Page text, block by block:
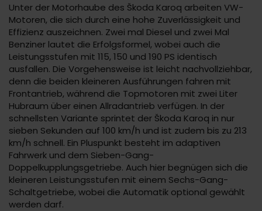
Unter der Motorhaube des Škoda Karoq arbeiten VW-
Motoren, die sich durch eine hohe Zuverlässigkeit und
Effizienz auszeichnen. Zwei mal Diesel und zwei Mal
Benziner lautet die Erfolgsformel, wobei auch die
Leistungsstufen mit 115, 150 und 190 PS identisch
ausfallen. Die Vorgehensweise ist leicht nachvollziehbar,
denn die beiden kleineren Ausführungen fahren mit
Frontantrieb, während die Topmotoren mit zwei Liter
Hubraum über einen Allradantrieb verfügen. In der
schnellsten Variante sprintet der Škoda Karoq in nur
sieben Sekunden auf 100 km/h und ist zudem bis zu 213
km/h schnell. Ein Pluspunkt besteht im adaptiven
Fahrwerk und dem Sieben-Gang-
Doppelkupplungsgetriebe. Auch hier begnügen sich die
kleineren Leistungsstufen mit einem Sechs-Gang-
Schaltgetriebe, wobei die Automatik optional gewählt
werden darf.